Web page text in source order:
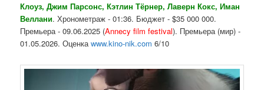
Клоуз, Джим Парсонс, Кэтлин Тёрнер, Лаверн Кокс, Иман
Веллани. Хронометраж - 01:36. Бюджет - $35 000 000.
Премьера - 09.06.2025 (Annecy film festival). Премьера (мир) -
01.05.2026. Оценкаwww.kino-nik.com 6/10